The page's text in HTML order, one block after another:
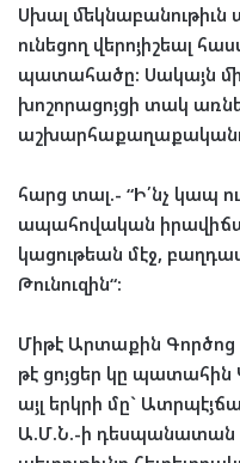
Սխալ մեկնաբանութիւն
ունեցող վերոյիշեալ
պատահածը: Սակայն
խոշորացոյցի տակ
հարց տալ.- “Ի՛նչ կապ
ապահովական
կացութեան մէջ,
Թունուզին“:
Միթէ Արտաքին Գործոց
թէ ցոյցեր կը
այլ երկրի մը`
Ա.Մ.Ն.-ի դեսպանատան